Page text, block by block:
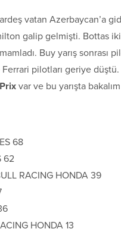
vatan Azerbaycan’a
galip gelmişti. Bottas
Buy yarış sonrası
Ferrari pilotları geriye düştü.
var ve bu yarışta
68
62
RACING HONDA 39
HONDA 13